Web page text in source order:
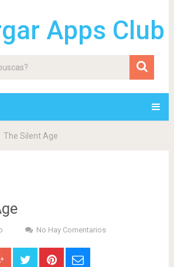
Apps Club
The Silent Age
No Hay Comentarios